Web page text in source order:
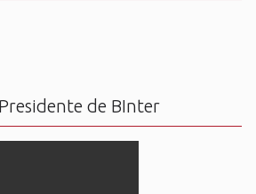
de BInter